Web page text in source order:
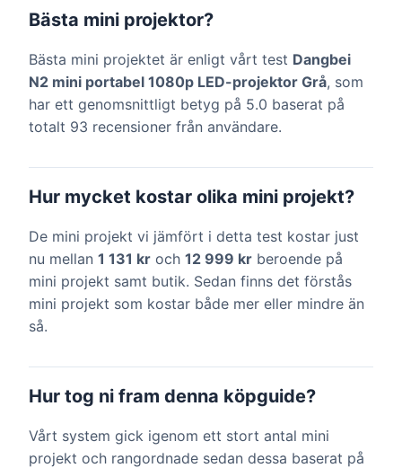
Bästa mini projektor?
Bästa mini projektet är enligt vårt test Dangbei
N2 mini portabel 1080p LED-projektor Grå, som
har ett genomsnittligt betyg på 5.0 baserat på
totalt 93 recensioner från användare.
Hur mycket kostar olika mini projekt?
De mini projekt vi jämfört i detta test kostar just
nu mellan 1 131 kr och 12 999 kr beroende på
mini projekt samt butik. Sedan finns det förstås
mini projekt som kostar både mer eller mindre än
så.
Hur tog ni fram denna köpguide?
Vårt system gick igenom ett stort antal mini
projekt och rangordnade sedan dessa baserat på